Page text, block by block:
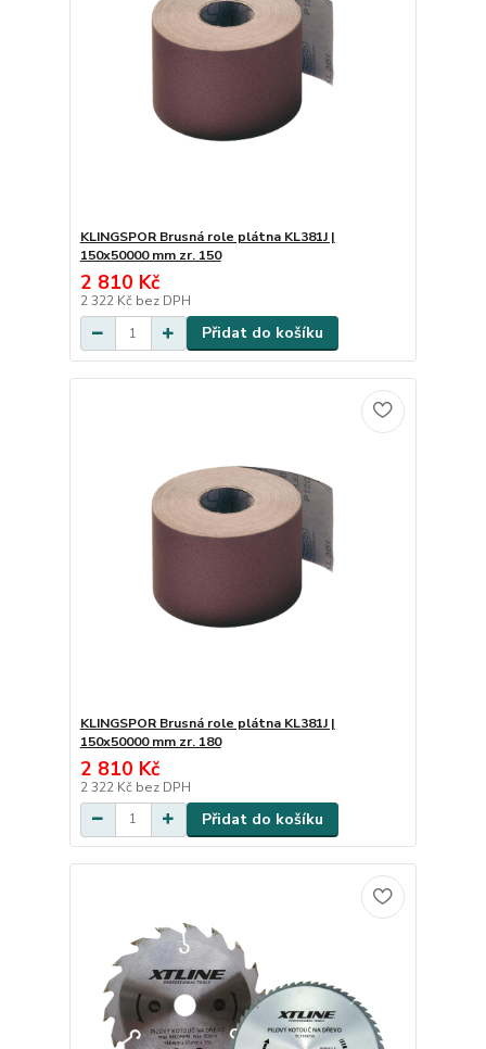
KLINGSPOR Brusná role plátna KL381J |
150x50000 mm zr. 150
2 810 Kč
2 322 Kč bez DPH
Přidat do košíku
KLINGSPOR Brusná role plátna KL381J |
150x50000 mm zr. 180
2 810 Kč
2 322 Kč bez DPH
Přidat do košíku